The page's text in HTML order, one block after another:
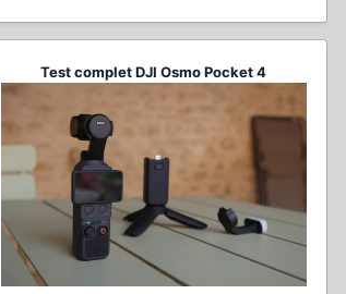
Test complet DJI Osmo Pocket 4